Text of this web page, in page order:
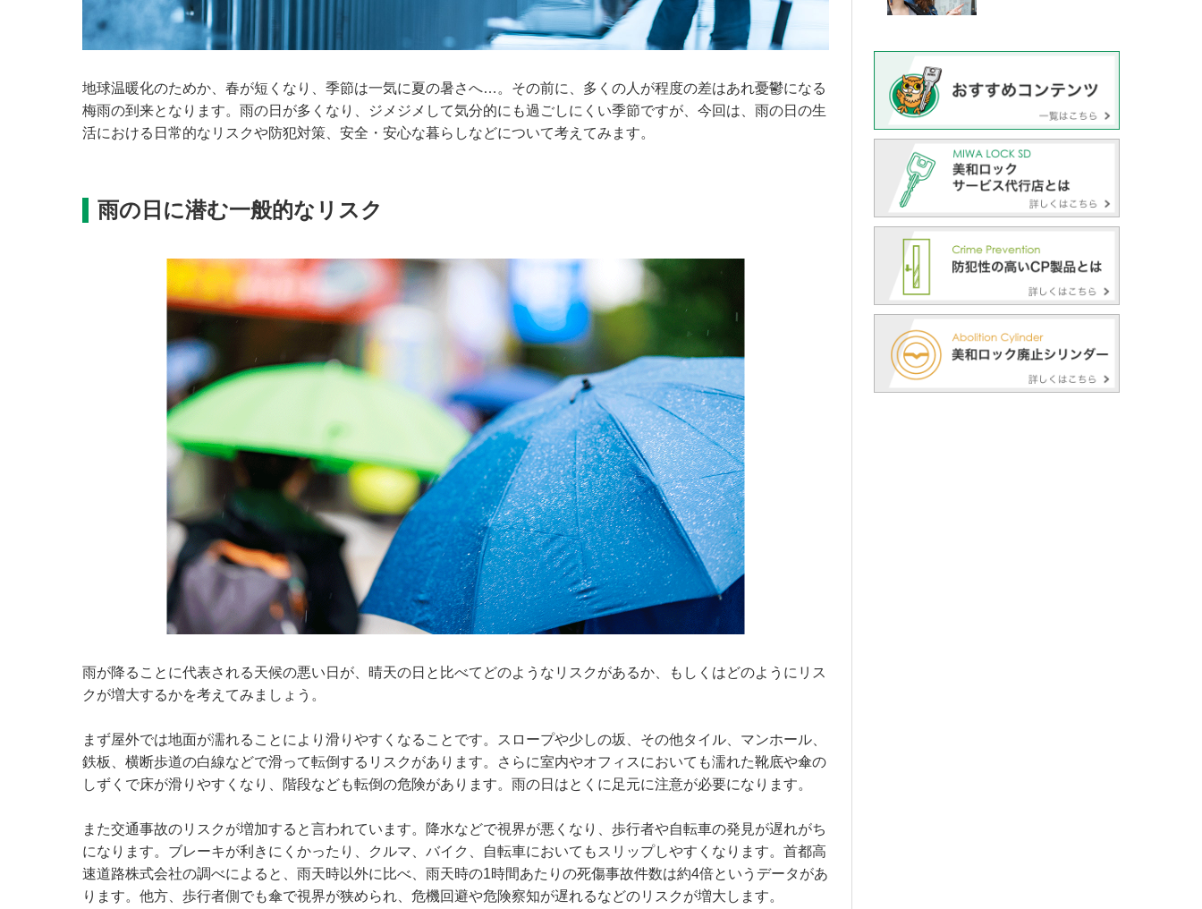
地球温暖化のためか、春が短くなり、季節は一気に夏の暑さへ…。その前に、多くの人が程度の差はあれ憂鬱になる
梅雨の到来となります。雨の日が多くなり、ジメジメして気分的にも過ごしにくい季節ですが、今回は、雨の日の生
活における日常的なリスクや防犯対策、安全・安心な暮らしなどについて考えてみます。
雨の日に潜む一般的なリスク
雨が降ることに代表される天候の悪い日が、晴天の日と比べてどのようなリスクがあるか、もしくはどのようにリス
クが増大するかを考えてみましょう。
まず屋外では地面が濡れることにより滑りやすくなることです。スロープや少しの坂、その他タイル、マンホール、
鉄板、横断歩道の白線などで滑って転倒するリスクがあります。さらに室内やオフィスにおいても濡れた靴底や傘の
しずくで床が滑りやすくなり、階段なども転倒の危険があります。雨の日はとくに足元に注意が必要になります。
また交通事故のリスクが増加すると言われています。降水などで視界が悪くなり、歩行者や自転車の発見が遅れがち
になります。ブレーキが利きにくかったり、クルマ、バイク、自転車においてもスリップしやすくなります。首都高
速道路株式会社の調べによると、雨天時以外に比べ、雨天時の1時間あたりの死傷事故件数は約4倍というデータがあ
ります。他方、歩行者側でも傘で視界が狭められ、危機回避や危険察知が遅れるなどのリスクが増大します。